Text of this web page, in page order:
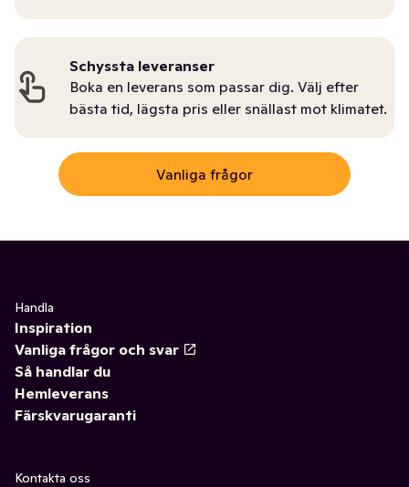
Schyssta leveranser
Boka en leverans som passar dig. Välj efter
bästa tid, lägsta pris eller snällast mot klimatet.
Vanliga frågor
Handla
Inspiration
Vanliga frågor och svar
Så handlar du
Hemleverans
Färskvarugaranti
Kontakta oss